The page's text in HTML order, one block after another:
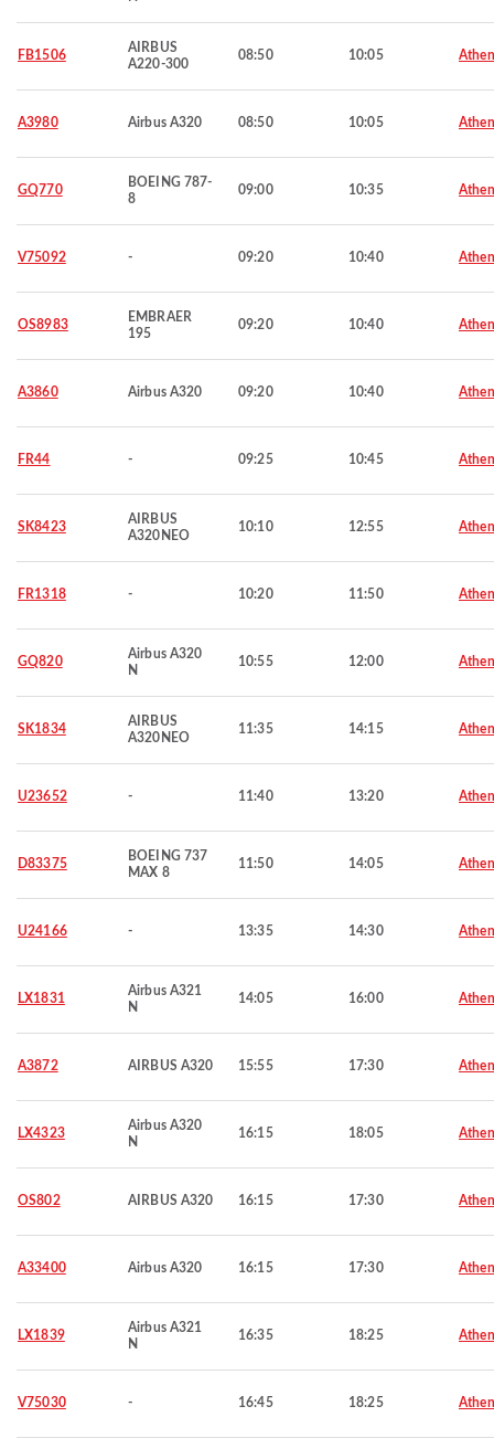
FB1506
AIRBUS
A220-300
08:50 10:05
A3980 Airbus A320 08:50 10:05
GQ770
BOEING 787-
8
09:00 10:35
V75092 - 09:20 10:40
OS8983
EMBRAER
195
09:20 10:40
A3860 Airbus A320 09:20 10:40
FR44 - 09:25 10:45
SK8423
AIRBUS
A320NEO
10:10 12:55
FR1318 - 10:20 11:50
GQ820
Airbus A320
N
10:55 12:00
SK1834
AIRBUS
A320NEO
11:35 14:15
U23652 - 11:40 13:20
D83375
BOEING 737
MAX 8
11:50 14:05
U24166 - 13:35 14:30
LX1831
Airbus A321
N
14:05 16:00
A3872 AIRBUS A320 15:55 17:30
LX4323
Airbus A320
N
16:15 18:05
OS802 AIRBUS A320 16:15 17:30
A33400 Airbus A320 16:15 17:30
LX1839
Airbus A321
N
16:35 18:25
V75030 - 16:45 18:25